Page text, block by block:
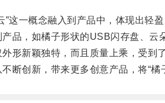
一概念融入到产品中，体现出轻盈
，如橘子形状的USB闪存盘、云
新颖独特，而且质量上乘，受到了
创新，带来更多创意产品，将“橘